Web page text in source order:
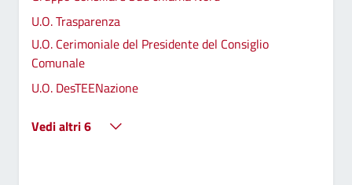
U.O. Trasparenza
U.O. Cerimoniale del Presidente del Consiglio
Comunale
U.O. DesTEENazione
Vedi altri 6